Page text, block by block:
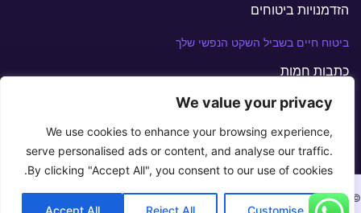
We value your privacy
We use cookies to enhance your browsing experience,
serve personalised ads or content, and analyse our traffic.
By clicking "Accept All", you consent to our use of cookies.
Customise
Reject All
Accept All
הזדמנויות ביטוחים
ביטוח חיים בשביל השקט הנפשי שלך
כתבות חמות
מפרץ מקסיקו: אסון הנפט הגדול בהיסטוריה והוכחה שכולנו חייבים
© Copyright 2026 צרו איתנו קשר במספר: +972 52-240-3930⁩